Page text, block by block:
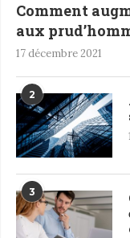
Comment
aux
17 décembre 2021
2
3